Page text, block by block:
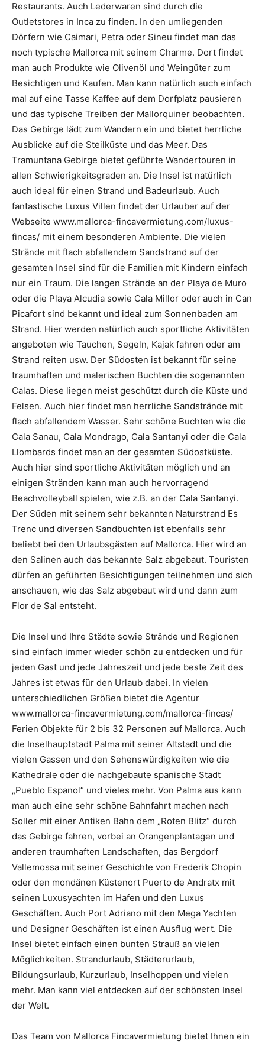
Restaurants. Auch Lederwaren sind durch die
Outletstores in Inca zu finden. In den umliegenden
Dörfern wie Caimari, Petra oder Sineu findet man das
noch typische Mallorca mit seinem Charme. Dort findet
man auch Produkte wie Olivenöl und Weingüter zum
Besichtigen und Kaufen. Man kann natürlich auch einfach
mal auf eine Tasse Kaffee auf dem Dorfplatz pausieren
und das typische Treiben der Mallorquiner beobachten.
Das Gebirge lädt zum Wandern ein und bietet herrliche
Ausblicke auf die Steilküste und das Meer. Das
Tramuntana Gebirge bietet geführte Wandertouren in
allen Schwierigkeitsgraden an. Die Insel ist natürlich
auch ideal für einen Strand und Badeurlaub. Auch
fantastische Luxus Villen findet der Urlauber auf der
Webseite www.mallorca-fincavermietung.com/luxus-
fincas/ mit einem besonderen Ambiente. Die vielen
Strände mit flach abfallendem Sandstrand auf der
gesamten Insel sind für die Familien mit Kindern einfach
nur ein Traum. Die langen Strände an der Playa de Muro
oder die Playa Alcudia sowie Cala Millor oder auch in Can
Picafort sind bekannt und ideal zum Sonnenbaden am
Strand. Hier werden natürlich auch sportliche Aktivitäten
angeboten wie Tauchen, Segeln, Kajak fahren oder am
Strand reiten usw. Der Südosten ist bekannt für seine
traumhaften und malerischen Buchten die sogenannten
Calas. Diese liegen meist geschützt durch die Küste und
Felsen. Auch hier findet man herrliche Sandstrände mit
flach abfallendem Wasser. Sehr schöne Buchten wie die
Cala Sanau, Cala Mondrago, Cala Santanyi oder die Cala
Llombards findet man an der gesamten Südostküste.
Auch hier sind sportliche Aktivitäten möglich und an
einigen Stränden kann man auch hervorragend
Beachvolleyball spielen, wie z.B. an der Cala Santanyi.
Der Süden mit seinem sehr bekannten Naturstrand Es
Trenc und diversen Sandbuchten ist ebenfalls sehr
beliebt bei den Urlaubsgästen auf Mallorca. Hier wird an
den Salinen auch das bekannte Salz abgebaut. Touristen
dürfen an geführten Besichtigungen teilnehmen und sich
anschauen, wie das Salz abgebaut wird und dann zum
Flor de Sal entsteht.
Die Insel und Ihre Städte sowie Strände und Regionen
sind einfach immer wieder schön zu entdecken und für
jeden Gast und jede Jahreszeit und jede beste Zeit des
Jahres ist etwas für den Urlaub dabei. In vielen
unterschiedlichen Größen bietet die Agentur
www.mallorca-fincavermietung.com/mallorca-fincas/
Ferien Objekte für 2 bis 32 Personen auf Mallorca. Auch
die Inselhauptstadt Palma mit seiner Altstadt und die
vielen Gassen und den Sehenswürdigkeiten wie die
Kathedrale oder die nachgebaute spanische Stadt
„Pueblo Espanol“ und vieles mehr. Von Palma aus kann
man auch eine sehr schöne Bahnfahrt machen nach
Soller mit einer Antiken Bahn dem „Roten Blitz“ durch
das Gebirge fahren, vorbei an Orangenplantagen und
anderen traumhaften Landschaften, das Bergdorf
Vallemossa mit seiner Geschichte von Frederik Chopin
oder den mondänen Küstenort Puerto de Andratx mit
seinen Luxusyachten im Hafen und den Luxus
Geschäften. Auch Port Adriano mit den Mega Yachten
und Designer Geschäften ist einen Ausflug wert. Die
Insel bietet einfach einen bunten Strauß an vielen
Möglichkeiten. Strandurlaub, Städterurlaub,
Bildungsurlaub, Kurzurlaub, Inselhoppen und vielen
mehr. Man kann viel entdecken auf der schönsten Insel
der Welt.
Das Team von Mallorca Fincavermietung bietet Ihnen ein